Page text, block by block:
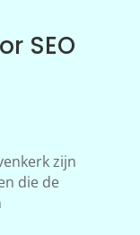
SEO
zijn
die de